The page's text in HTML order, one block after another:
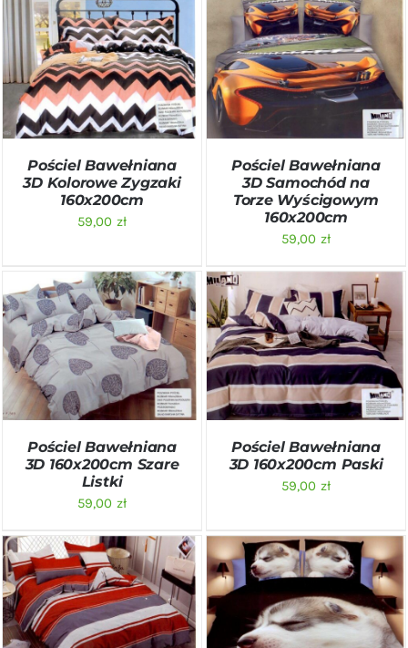
DODAJ DO KOSZYKA
/
SZCZEGÓŁY
Pościel Bawełniana
3D Kolorowe Zygzaki
160x200cm
59,00 zł
DODAJ DO KOSZYKA
/
SZCZEGÓŁY
Pościel Bawełniana
3D Samochód na
Torze Wyścigowym
160x200cm
59,00 zł
DODAJ DO KOSZYKA
/
SZCZEGÓŁY
Pościel Bawełniana
3D 160x200cm Szare
Listki
59,00 zł
DODAJ DO KOSZYKA
/
SZCZEGÓŁY
Pościel Bawełniana
3D 160x200cm Paski
59,00 zł
DODAJ DO KOSZYKA
/
SZCZEGÓŁY
DODAJ DO KOSZYKA
/
SZCZEGÓŁY